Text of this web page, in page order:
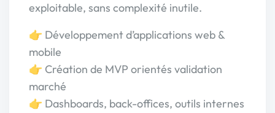
exploitable, sans complexité inutile.
👉 Développement d’applications web &
mobile
👉 Création de MVP orientés validation
marché
👉 Dashboards, back-offices, outils internes